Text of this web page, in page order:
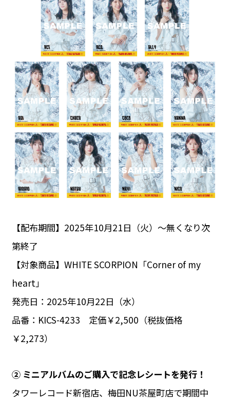
【配布期間】2025年10月21日（火）～無くなり次
第終了
【対象商品】WHITE SCORPION「Corner of my
heart」
発売日：2025年10月22日（水）
品番：KICS-4233 定価￥2,500（税抜価格
￥2,273）
② ミニアルバムのご購入で記念レシートを発行！
タワーレコード新宿店、梅田NU茶屋町店で期間中